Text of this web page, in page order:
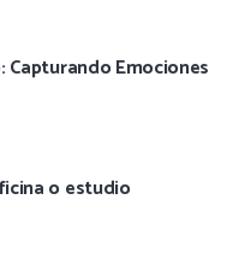
Emociones
o estudio